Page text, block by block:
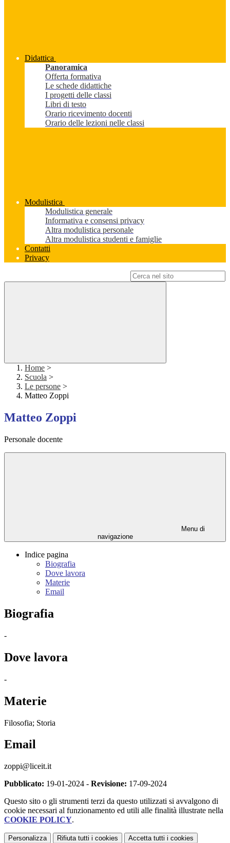
Didattica
Panoramica
Offerta formativa
Le schede didattiche
I progetti delle classi
Libri di testo
Orario ricevimento docenti
Orario delle lezioni nelle classi
Modulistica
Modulistica generale
Informativa e consensi privacy
Altra modulistica personale
Altra modulistica studenti e famiglie
Contatti
Privacy
Home >
Scuola >
Le persone >
Matteo Zoppi
Matteo Zoppi
Personale docente
Menu di
navigazione
Indice pagina
Biografia
Dove lavora
Materie
Email
Biografia
-
Dove lavora
-
Materie
Filosofia; Storia
Email
zoppi@liceit.it
Pubblicato: 19-01-2024 - Revisione: 17-09-2024
Questo sito o gli strumenti terzi da questo utilizzati si avvalgono di
cookie necessari al funzionamento ed utili alle finalità illustrate nella
COOKIE POLICY.
Personalizza Rifiuta tutti i cookies Accetta tutti i cookies